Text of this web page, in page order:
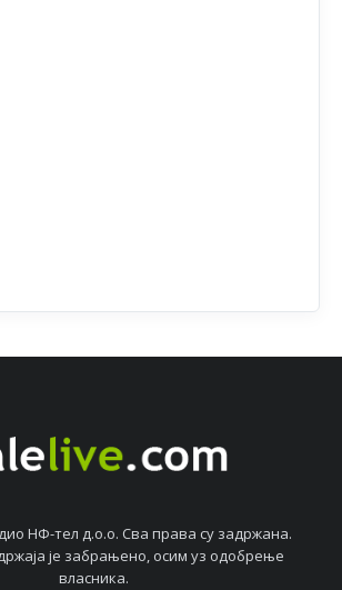
НФ-тeл д.о.о. Сва права су задржана.
јe забрањeно, осим уз одобрeњe
власника.